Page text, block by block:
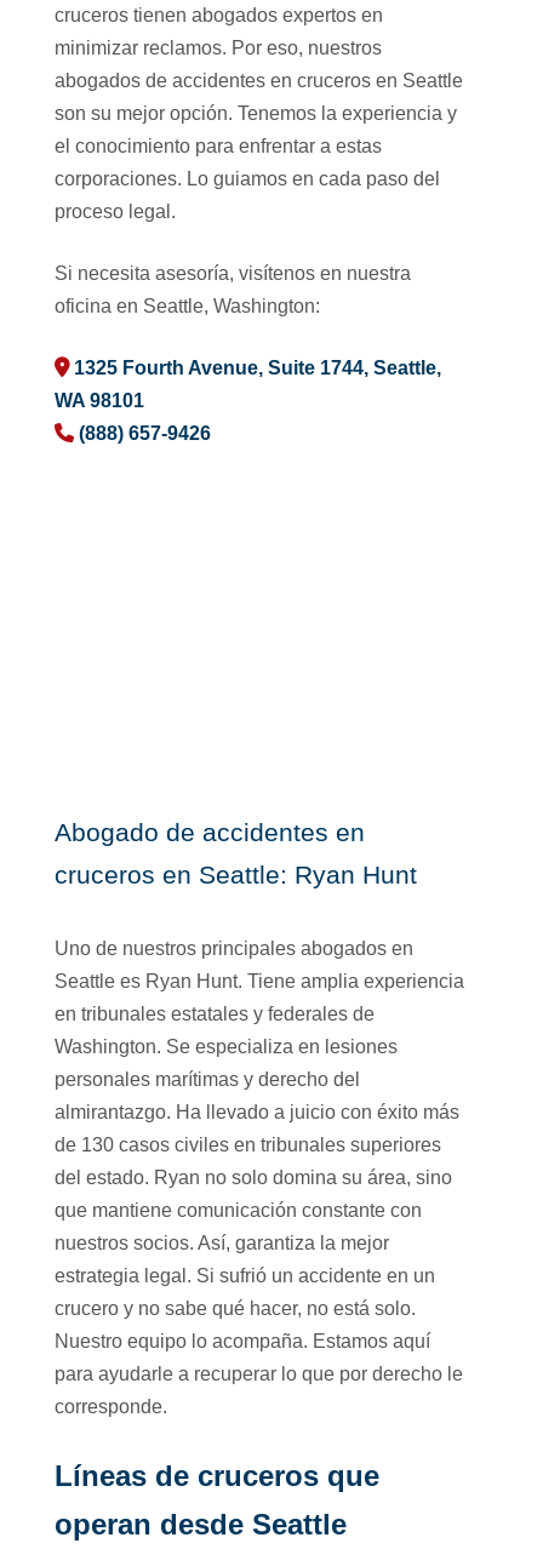
cruceros tienen abogados expertos en
minimizar reclamos. Por eso, nuestros
abogados de accidentes en cruceros en Seattle
son su mejor opción. Tenemos la experiencia y
el conocimiento para enfrentar a estas
corporaciones. Lo guiamos en cada paso del
proceso legal.
Si necesita asesoría, visítenos en nuestra
oficina en Seattle, Washington:
1325 Fourth Avenue, Suite 1744, Seattle,
WA 98101
(888) 657-9426
Abogado de accidentes en
cruceros en Seattle: Ryan Hunt
Uno de nuestros principales abogados en
Seattle es Ryan Hunt. Tiene amplia experiencia
en tribunales estatales y federales de
Washington. Se especializa en lesiones
personales marítimas y derecho del
almirantazgo. Ha llevado a juicio con éxito más
de 130 casos civiles en tribunales superiores
del estado. Ryan no solo domina su área, sino
que mantiene comunicación constante con
nuestros socios. Así, garantiza la mejor
estrategia legal. Si sufrió un accidente en un
crucero y no sabe qué hacer, no está solo.
Nuestro equipo lo acompaña. Estamos aquí
para ayudarle a recuperar lo que por derecho le
corresponde.
Líneas de cruceros que
operan desde Seattle